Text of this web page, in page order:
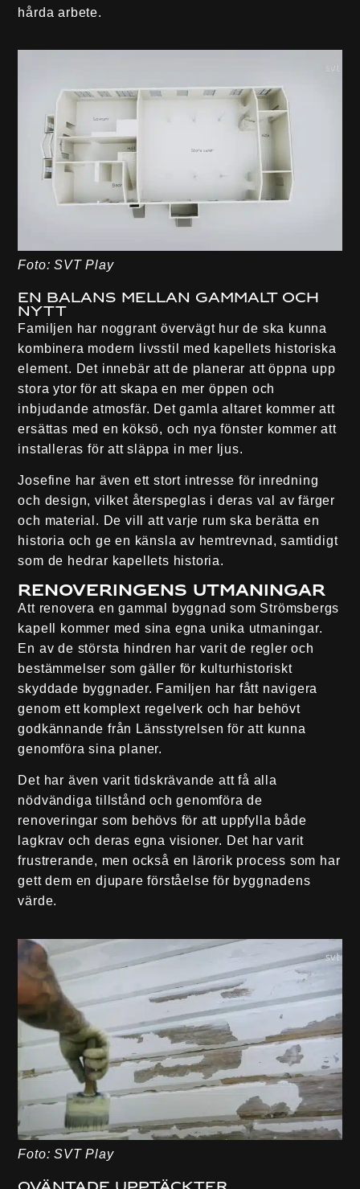
hårda arbete.
Foto: SVT Play
En balans mellan gammalt och
nytt
Familjen har noggrant övervägt hur de ska kunna
kombinera modern livsstil med kapellets historiska
element. Det innebär att de planerar att öppna upp
stora ytor för att skapa en mer öppen och
inbjudande atmosfär. Det gamla altaret kommer att
ersättas med en köksö, och nya fönster kommer att
installeras för att släppa in mer ljus.
Josefine har även ett stort intresse för inredning
och design, vilket återspeglas i deras val av färger
och material. De vill att varje rum ska berätta en
historia och ge en känsla av hemtrevnad, samtidigt
som de hedrar kapellets historia.
Renoveringens Utmaningar
Att renovera en gammal byggnad som Strömsbergs
kapell kommer med sina egna unika utmaningar.
En av de största hindren har varit de regler och
bestämmelser som gäller för kulturhistoriskt
skyddade byggnader. Familjen har fått navigera
genom ett komplext regelverk och har behövt
godkännande från Länsstyrelsen för att kunna
genomföra sina planer.
Det har även varit tidskrävande att få alla
nödvändiga tillstånd och genomföra de
renoveringar som behövs för att uppfylla både
lagkrav och deras egna visioner. Det har varit
frustrerande, men också en lärorik process som har
gett dem en djupare förståelse för byggnadens
värde.
Foto: SVT Play